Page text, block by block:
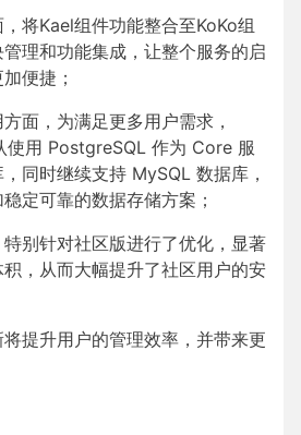
将Kael组件功能整合至KoKo组
理和功能集成，让整个服务的启
便捷；
面，为满足更多用户需求，
使用 PostgreSQL 作为 Core 服
同时继续支持 MySQL 数据库，
定可靠的数据存储方案；
别针对社区版进行了优化，显著
，从而大幅提升了社区用户的安
提升用户的管理效率，并带来更